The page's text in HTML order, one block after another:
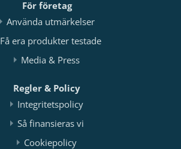
För företag
Använda utmärkelser
Få era produkter testade
Media & Press
Regler & Policy
Integritetspolicy
Så finansieras vi
Cookiepolicy